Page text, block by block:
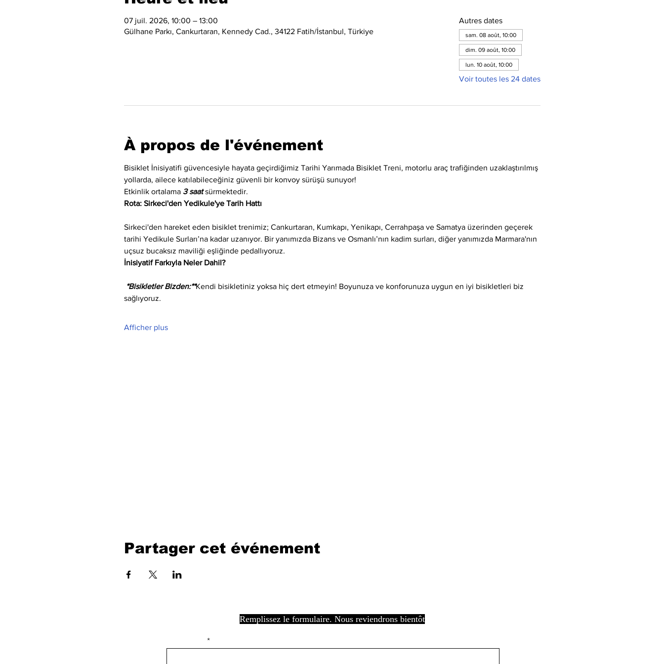
07 juil. 2026, 10:00 – 13:00
Gülhane Parkı, Cankurtaran, Kennedy Cad., 34122 Fatih/İstanbul, Türkiye
Autres dates
sam. 08 août, 10:00
dim. 09 août, 10:00
lun. 10 août, 10:00
Voir toutes les 24 dates
À propos de l'événement
Bisiklet İnisiyatifi güvencesiyle hayata geçirdiğimiz Tarihi Yarımada Bisiklet Treni, motorlu araç trafiğinden uzaklaştırılmış
yollarda, ailece katılabileceğiniz güvenli bir konvoy sürüşü sunuyor!
Etkinlik ortalama 3 saat sürmektedir.
Rota: Sirkeci'den Yedikule'ye Tarih Hattı
Sirkeci'den hareket eden bisiklet trenimiz; Cankurtaran, Kumkapı, Yenikapı, Cerrahpaşa ve Samatya üzerinden geçerek
tarihi Yedikule Surları’na kadar uzanıyor. Bir yanımızda Bizans ve Osmanlı’nın kadim surları, diğer yanımızda Marmara'nın
uçsuz bucaksız maviliği eşliğinde pedallıyoruz.
İnisiyatif Farkıyla Neler Dahil?
*Bisikletler Bizden:**Kendi bisikletiniz yoksa hiç dert etmeyin! Boyunuza ve konforunuza uygun en iyi bisikletleri biz
sağlıyoruz.
Afficher plus
Partager cet événement
Remplissez le formulaire. Nous reviendrons bientôt